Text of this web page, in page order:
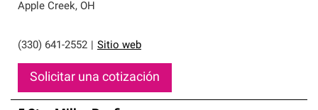
Apple Creek, OH
(330) 641-2552 Sitio web
Solicitar una cotización